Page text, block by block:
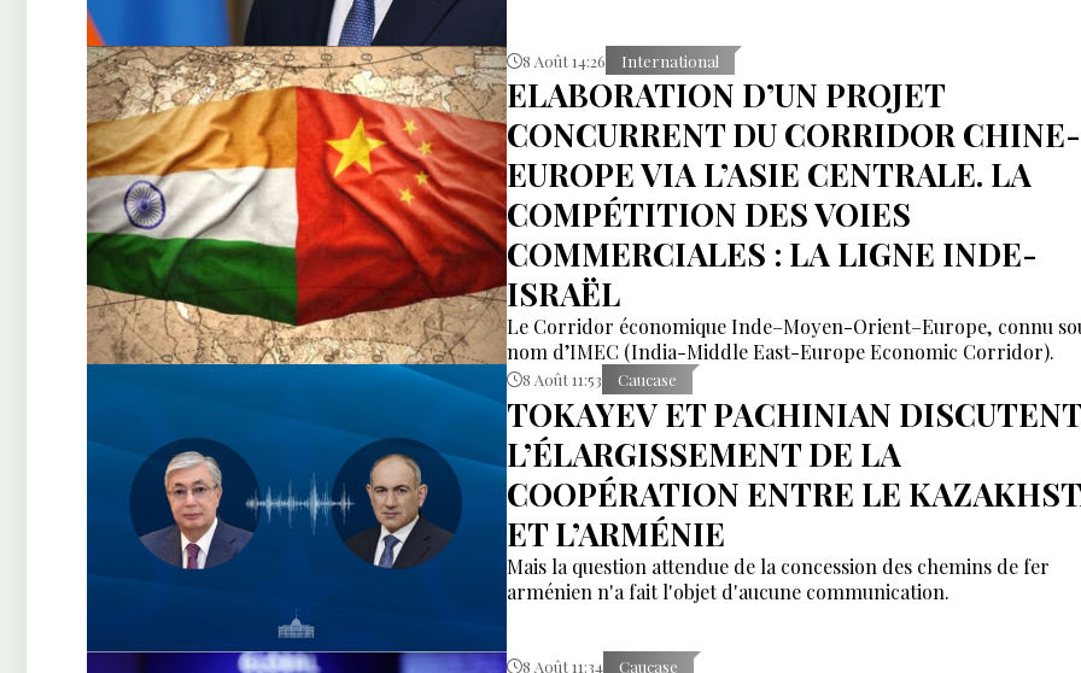
8 Août 14:26 International
ELABORATION D’UN PROJET
CONCURRENT DU CORRIDOR CHINE-
EUROPE VIA L’ASIE CENTRALE. LA
COMPÉTITION DES VOIES
COMMERCIALES : LA LIGNE INDE-
ISRAËL
Le Corridor économique Inde–Moyen-Orient–Europe, connu
nom d’IMEC (India-Middle East-Europe Economic Corridor).
8 Août 11:53 Caucase
TOKAYEV ET PACHINIAN
L’ÉLARGISSEMENT DE LA
COOPÉRATION ENTRE LE
ET L’ARMÉNIE
Mais la question attendue de la concession des chemins de fer
arménien n'a fait l'objet d'aucune communication.
8 Août 11:34 Caucase